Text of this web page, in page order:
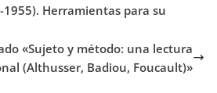
Herramientas para su
«Sujeto y método: una lectura
(Althusser, Badiou, Foucault)»